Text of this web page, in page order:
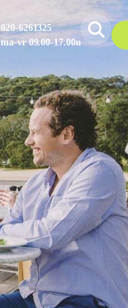
020-6261325
ma-vr 09.00-17.00u